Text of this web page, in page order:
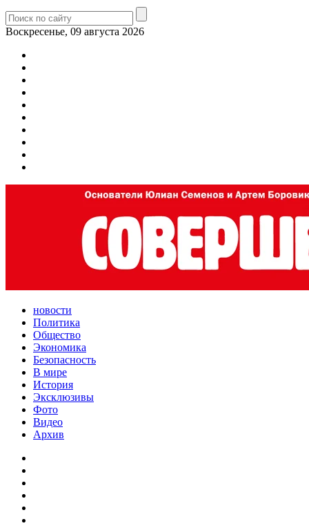
Воскресенье, 09 августа 2026
новости
Политика
Общество
Экономика
Безопасность
В мире
История
Эксклюзивы
Фото
Видео
Архив